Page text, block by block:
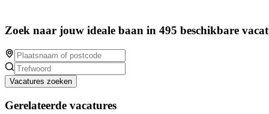
Zoek naar jouw ideale baan in 495 beschikbare
Vacatures zoeken
Gerelateerde vacatures